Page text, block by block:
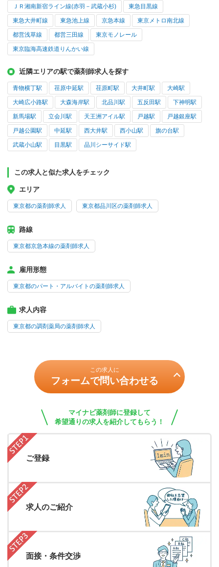
ＪＲ湘南新宿ライン線(赤羽－武蔵小杉) 東急目黒線
東急大井町線 東急池上線 京急本線 東京メトロ南北線
都営浅草線 都営三田線 東京モノレール
東京臨海高速鉄道りんかい線
近隣エリアの駅で薬剤師求人を探す
青物横丁駅 荏原中延駅 荏原町駅 大井町駅 大崎駅
大崎広小路駅 大森海岸駅 北品川駅 五反田駅 下神明駅
新馬場駅 立会川駅 天王洲アイル駅 戸越駅 戸越銀座駅
戸越公園駅 中延駅 西大井駅 西小山駅 旗の台駅
武蔵小山駅 目黒駅 品川シーサイド駅
この求人と似た求人をチェック
エリア
東京都の薬剤師求人 東京都品川区の薬剤師求人
路線
東京都京急本線の薬剤師求人
雇用形態
東京都のパート・アルバイトの薬剤師求人
求人内容
東京都の調剤薬局の薬剤師求人
この求人に
フォームで問い合わせる
マイナビ薬剤師に登録して
希望通りの求人を紹介してもらう！
ご登録
求人のご紹介
面接・条件交渉